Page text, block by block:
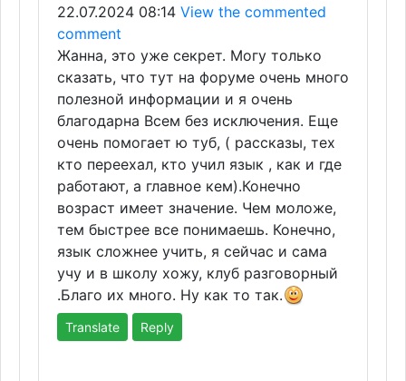
22.07.2024 08:14 View the commented
comment
Жанна, это уже секрет. Могу только
сказать, что тут на форуме очень много
полезной информации и я очень
благодарна Всем без исключения. Еще
очень помогает ю туб, ( рассказы, тех
кто переехал, кто учил язык , как и где
работают, а главное кем).Конечно
возраст имеет значение. Чем моложе,
тем быстрее все понимаешь. Конечно,
язык сложнее учить, я сейчас и сама
учу и в школу хожу, клуб разговорный
.Благо их много. Ну как то так.
Translate Reply